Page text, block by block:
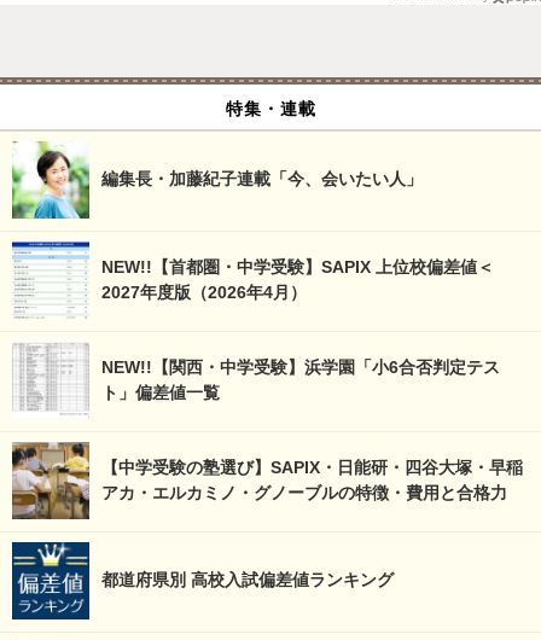
特集・連載
編集長・加藤紀子連載「今、会いたい人」
NEW!!【首都圏・中学受験】SAPIX 上位校偏差値＜
2027年度版（2026年4月）
NEW!!【関西・中学受験】浜学園「小6合否判定テス
ト」偏差値一覧
【中学受験の塾選び】SAPIX・日能研・四谷大塚・早稲
アカ・エルカミノ・グノーブルの特徴・費用と合格力
都道府県別 高校入試偏差値ランキング